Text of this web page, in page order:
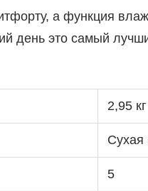
а функция
день это самый
2,95 кг
Сухая
5